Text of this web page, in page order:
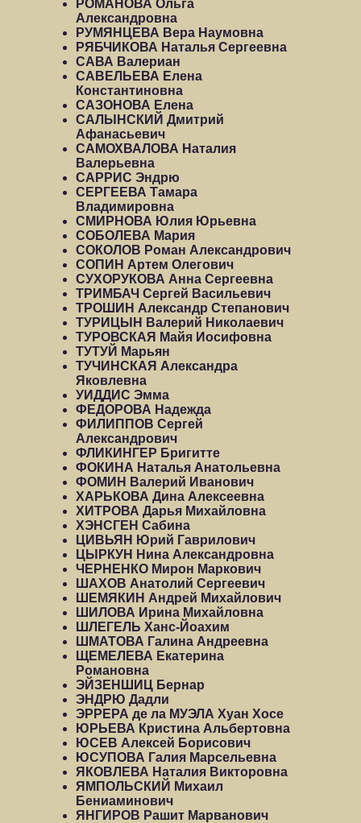
РОМАНОВА Ольга
Александровна
РУМЯНЦЕВА Вера Наумовна
РЯБЧИКОВА Наталья Сергеевна
САВА Валериан
САВЕЛЬЕВА Елена
Константиновна
САЗОНОВА Елена
САЛЫНСКИЙ Дмитрий
Афанасьевич
САМОХВАЛОВА Наталия
Валерьевна
САРРИС Эндрю
СЕРГЕЕВА Тамара
Владимировна
СМИРНОВА Юлия Юрьевна
СОБОЛЕВА Мария
СОКОЛОВ Роман Александрович
СОПИН Артем Олегович
СУХОРУКОВА Анна Сергеевна
ТРИМБАЧ Сергей Васильевич
ТРОШИН Александр Степанович
ТУРИЦЫН Валерий Николаевич
ТУРОВСКАЯ Майя Иосифовна
ТУТУЙ Марьян
ТУЧИНСКАЯ Александра
Яковлевна
УИДДИС Эмма
ФЕДОРОВА Надежда
ФИЛИППОВ Сергей
Александрович
ФЛИКИНГЕР Бригитте
ФОКИНА Наталья Анатольевна
ФОМИН Валерий Иванович
ХАРЬКОВА Дина Алексеевна
ХИТРОВА Дарья Михайловна
ХЭНСГЕН Сабина
ЦИВЬЯН Юрий Гаврилович
ЦЫРКУН Нина Александровна
ЧЕРНЕНКО Мирон Маркович
ШАХОВ Анатолий Сергеевич
ШЕМЯКИН Андрей Михайлович
ШИЛОВА Ирина Михайловна
ШЛЕГЕЛЬ Ханс-Йоахим
ШМАТОВА Галина Андреевна
ЩЕМЕЛЕВА Екатерина
Романовна
ЭЙЗЕНШИЦ Бернар
ЭНДРЮ Дадли
ЭРРЕРА де ла МУЭЛА Хуан Хосе
ЮРЬЕВА Кристина Альбертовна
ЮСЕВ Алексей Борисович
ЮСУПОВА Галия Марсельевна
ЯКОВЛЕВА Наталия Викторовна
ЯМПОЛЬСКИЙ Михаил
Бениаминович
ЯНГИРОВ Рашит Марванович